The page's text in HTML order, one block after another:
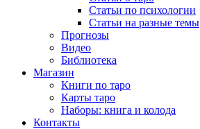
Статьи по психологии
Статьи на разные темы
Прогнозы
Видео
Библиотека
Магазин
Книги по таро
Карты таро
Наборы: книга и колода
Контакты